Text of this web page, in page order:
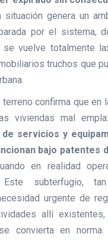
situación genera un
por el sistema,
vuelve totalmente
truchos que
confirma que en
viviendas mal
de servicios y
bajo patentes
en realidad
Este subterfugio,
urgente de
allí
convierta en